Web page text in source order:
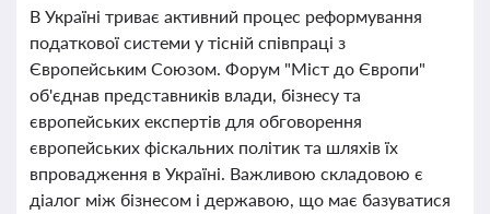
В Україні триває активний процес реформування
податкової системи у тісній співпраці з
Європейським Союзом. Форум "Міст до Європи"
об'єднав представників влади, бізнесу та
європейських експертів для обговорення
європейських фіскальних політик та шляхів їх
впровадження в Україні. Важливою складовою є
діалог між бізнесом і державою, що має базуватися